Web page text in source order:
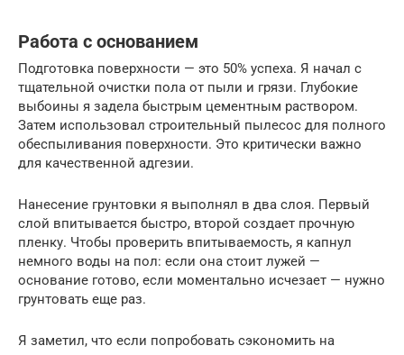
Работа с основанием
Подготовка поверхности — это 50% успеха. Я начал с
тщательной очистки пола от пыли и грязи. Глубокие
выбоины я задела быстрым цементным раствором.
Затем использовал строительный пылесос для полного
обеспыливания поверхности. Это критически важно
для качественной адгезии.
Нанесение грунтовки я выполнял в два слоя. Первый
слой впитывается быстро, второй создает прочную
пленку. Чтобы проверить впитываемость, я капнул
немного воды на пол: если она стоит лужей —
основание готово, если моментально исчезает — нужно
грунтовать еще раз.
Я заметил, что если попробовать сэкономить на